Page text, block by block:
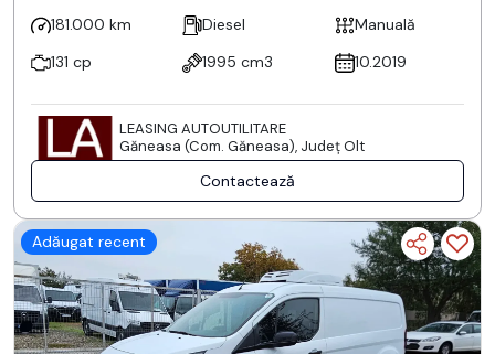
181.000 km Diesel
Manuală
131 cp
1995 cm3 10.2019
LEASING AUTOUTILITARE
Găneasa (Com. Găneasa), Județ Olt
Contactează
Adăugat recent